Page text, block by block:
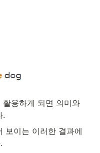
용하게 되면 의미와
.
보이는 이러한 결과에